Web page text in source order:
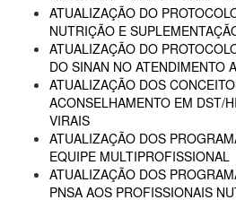
ATUALIZAÇÃO DO
NUTRIÇÃO E
ATUALIZAÇÃO DO
DO SINAN NO ATENDIMENTO
ATUALIZAÇÃO DOS
ACONSELHAMENTO EM DST/
VIRAIS
ATUALIZAÇÃO DOS
EQUIPE MULTIPROFISSIONAL
ATUALIZAÇÃO DOS
PNSA AOS PROFISSIONAIS